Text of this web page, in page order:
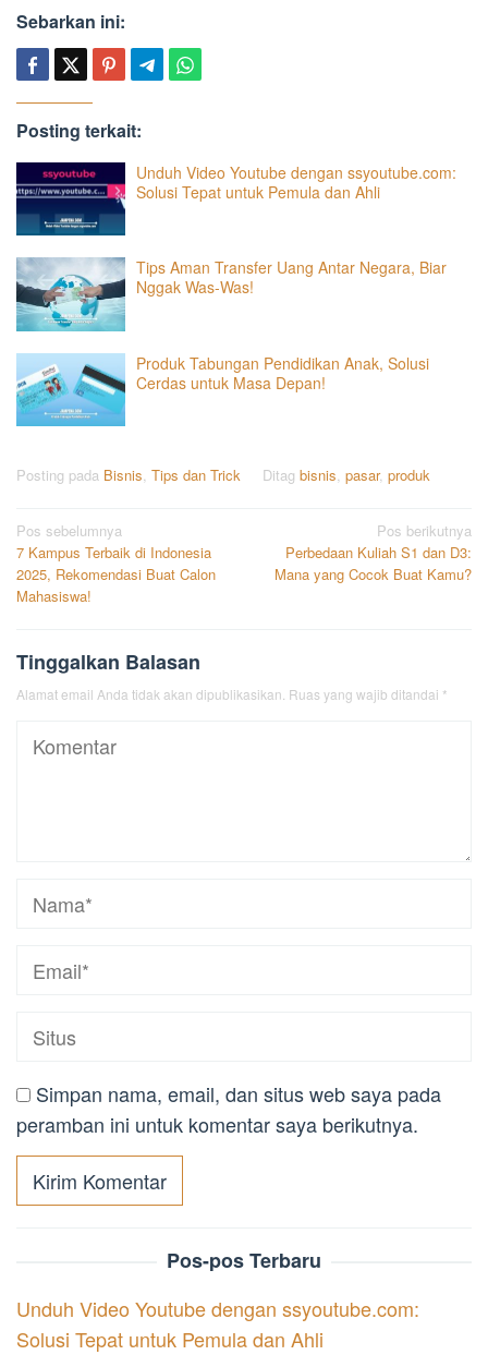
Sebarkan ini:
Posting terkait:
Unduh Video Youtube dengan ssyoutube.com:
Solusi Tepat untuk Pemula dan Ahli
Tips Aman Transfer Uang Antar Negara, Biar
Nggak Was-Was!
Produk Tabungan Pendidikan Anak, Solusi
Cerdas untuk Masa Depan!
Posting pada Bisnis, Tips dan Trick Ditag bisnis, pasar, produk
Navigasi
pos
Pos sebelumnya
7 Kampus Terbaik di Indonesia
2025, Rekomendasi Buat Calon
Mahasiswa!
Pos berikutnya
Perbedaan Kuliah S1 dan D3:
Mana yang Cocok Buat Kamu?
Tinggalkan Balasan
Alamat email Anda tidak akan dipublikasikan. Ruas yang wajib ditandai *
Simpan nama, email, dan situs web saya pada
peramban ini untuk komentar saya berikutnya.
Pos-pos Terbaru
Unduh Video Youtube dengan ssyoutube.com:
Solusi Tepat untuk Pemula dan Ahli